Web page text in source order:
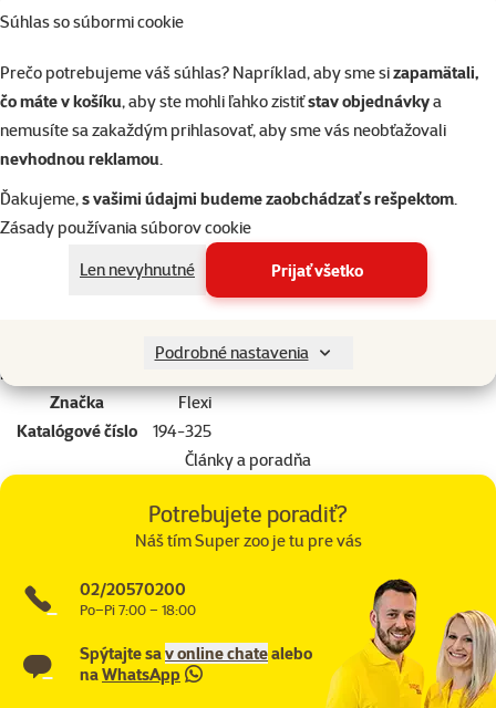
Súhlas so súbormi cookie
Prečo potrebujeme váš súhlas? Napríklad, aby sme sizapamätali,
čo máte v košíku, aby ste mohli ľahko zistiťstav objednávkya
nemusíte sa zakaždým prihlasovať, aby sme vás neobťažovali
nevhodnou reklamou.
Ďakujeme,s vašimi údajmi budeme zaobchádzať s rešpektom.
Zásady používania súborov cookie
Len nevyhnutné
Prijať všetko
Podrobné nastavenia
superzoo.product.detail.content
Samonavíjacie páskové vodidlo pre veľké plemená psov do
Navíjacie vodidlá Flexi poskytujú Vášmu psovi potrebnú voľnosť
výbehu. Vďaka brzdiacemu systému, ktorý je možné ovládať jednou
rukou, máte svojho psa vždy pod kontrolou. Ako dlho budete držať
stopku, tak dlho bude vodidlo blokované.
Dĺžka: 5 m.
Veľký
Sivá
Lanko / páska / reťaz
Značka
Flexi
Katalógové číslo
194-325
Články a poradňa
Potrebujete poradiť?
Náš tím Super zoo je tu pre vás
02/20570200
Po–Pi 7:00 – 18:00
Spýtajte sav online chatealebo
naWhatsApp